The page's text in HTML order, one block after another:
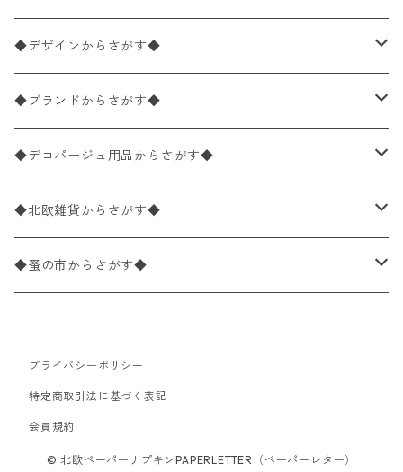
ペーパーナプキン1枚バラ売り
ペーパーナプキン20枚入りパック
ペーパーナプキン10枚入りパック
ライスペーパー
ペーパーリネンナプキン
ワックスペーパー
デコパージュ用品
33×33cm（ランチサイズ）
バラ売り
パック売り
25×25cm（カクテルサイズ）
バラ売り
パック売り
40×40cm（ディナーサイズ）
バラ売り
パック売り
21×21cm（ポケットサイズ）
バラ売り
33cm（ラウンド）
◆デザインからさがす◆
花柄
植物・グリーン柄
動物・鳥・昆虫・蝶柄
海・魚柄
食べ物・フルーツ・野菜・ドリンク柄
食器・カトラリー柄
◆ブランドからさがす◆
ドイツ製 IHR/イア
ランチサイズ
カクテルサイズ
ドイツ製 Ambiente/アンビエンテ
ランチサイズ
ドイツ製 Paperproducts Design
カクテルサイズ
ランチサイズ
カクテルサイズ
ドイツ製 ti-flair/ティーフレア
ランチサイズ
ドイツ製 PAW/パウ
◆デコパージュ用品からさがす◆
デコパージュ液
デコパージュ下地
デコパージュはさみ
3Dデコパージュ
◆北欧雑貨からさがす◆
シリコンモールド
トレイ
ポスター・カレンダー
◆蚤の市からさがす◆
北欧雑貨
デコパージュ用品
プライバシーポリシー
特定商取引法に基づく表記
会員規約
© 北欧ペーパーナプキンPAPERLETTER（ペーパーレター）